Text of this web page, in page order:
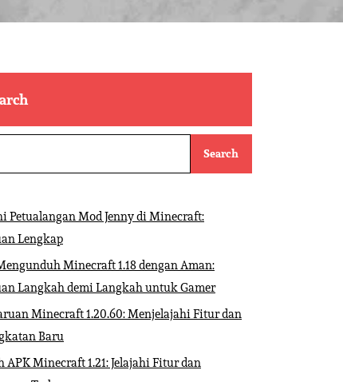
Search
Petualangan Mod Jenny di Minecraft:
Lengkap
Minecraft 1.18 dengan Aman:
Langkah demi Langkah untuk Gamer
Minecraft 1.20.60: Menjelajahi Fitur dan
Baru
APK Minecraft 1.21: Jelajahi Fitur dan